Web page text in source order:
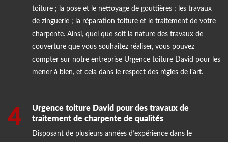
toiture ; la pose et le nettoyage de gouttières ; les travaux
de zinguerie ; la réparation toiture et le traitement de votre
charpente. Ainsi, quel que soit la nature des travaux de
couverture que vous souhaitez réaliser, vous pouvez
compter sur notre entreprise Urgence toiture David pour les
mener à bien, et cela dans le respect des règles de l’art.
4
Urgence toiture David pour des travaux de
traitement de charpente de qualités
Disposant de plusieurs années d’expérience dans le